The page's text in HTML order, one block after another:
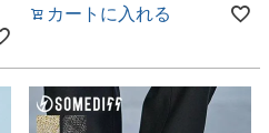
カートに入れる